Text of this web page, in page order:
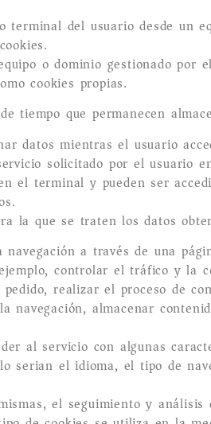
terminal del usuario desde un
o dominio gestionado
cookies propias.
tiempo que permanecen
datos mientras el usuario
solicitado por el usuario
el terminal y pueden ser
la que se traten los datos
a través de una
controlar el tráfico y la
realizar el proceso de
navegación, almacenar
al servicio con algunas
serian el idioma, el tipo de
el seguimiento y